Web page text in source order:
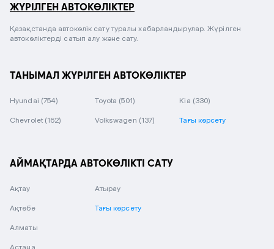
ЖҮРІЛГЕН АВТОКӨЛІКТЕР
Қазақстанда автокөлік сату туралы хабарландырулар. Жүрілген
автокөліктерді сатып алу және сату.
ТАНЫМАЛ ЖҮРІЛГЕН АВТОКӨЛІКТЕР
Hyundai (754) Toyota (501) Kia (330)
Chevrolet (162) Volkswagen (137) Тағы көрсету
АЙМАҚТАРДА АВТОКӨЛІКТІ САТУ
Ақтау
Ақтөбе
Алматы
Астана
Атырау
Тағы көрсету